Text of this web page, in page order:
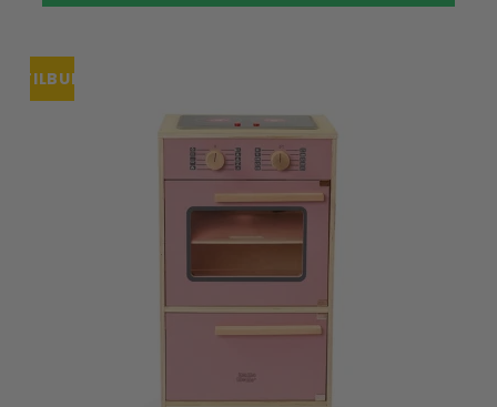
TILBUD